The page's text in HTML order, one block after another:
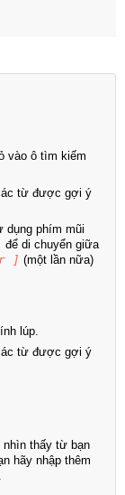
vào ô tìm kiếm
từ được gợi ý
dụng phím mũi
để di chuyển giữa
] (một lần nữa)
lúp.
từ được gợi ý
nhìn thấy từ bạn
hãy nhập thêm